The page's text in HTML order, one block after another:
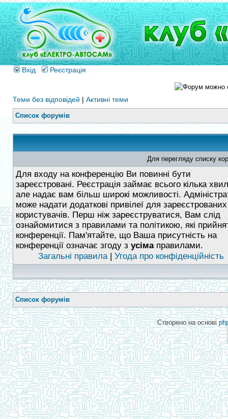
Вхід Реєстрація
Теми без відповідей | Активні теми
Список форумів
Для перегляду списку
Для входу на конференцію Ви повинні бути
зареєстровані. Реєстрація займає всього кілька
але надає вам більш широкі можливості.
може надати додаткові привілеї для зареєстрованих
користувачів. Перш ніж зареєструватися, Вам слід
ознайомитися з правилами та політикою, які
конференції. Пам'ятайте, що Ваша присутність на
конференції означає згоду з усімаправилами.
Загальні правила| Угода про конфіденційність
Список форумів
Створено на основі